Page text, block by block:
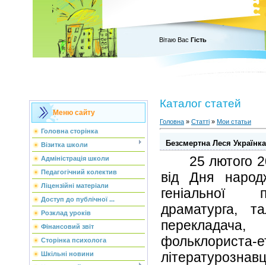
Вітаю Вас Гість
Меню сайту
Головна сторінка
Візитка школи
Адміністрація школи
Педагогічний колектив
Ліцензійні матеріали
Доступ до публічної ...
Розклад уроків
Фінансовий звіт
Сторінка психолога
Шкільні новини
Каталог статей
Головна » Статті » Мои статьи
Безсмертна Леся
25 лютого
від Дня
геніальної
драматурга,
перекладача,
фольклориста-